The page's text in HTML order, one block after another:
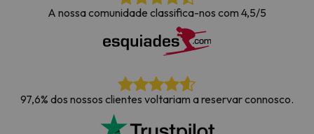
A nossa comunidade classifica-nos com 4,5/5
97,6% dos nossos clientes voltariam a reservar connosco.